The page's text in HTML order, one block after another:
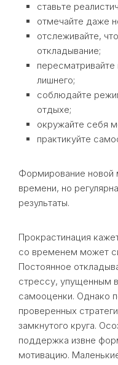
ставьте
отмечайте даже
отслеживайте,
откладывание;
пересматривайте
лишнего;
соблюдайте
отдыхе;
окружайте себя
практикуйте
Формирование новой
времени, но
результаты.
Прокрастинация
со временем может
Постоянное
стрессу, упущенным
самооценки. Однако
проверенных
замкнутого круга.
поддержка извне
мотивацию.